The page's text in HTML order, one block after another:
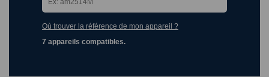
Où trouver la référence de mon appareil ?
7 appareils compatibles.